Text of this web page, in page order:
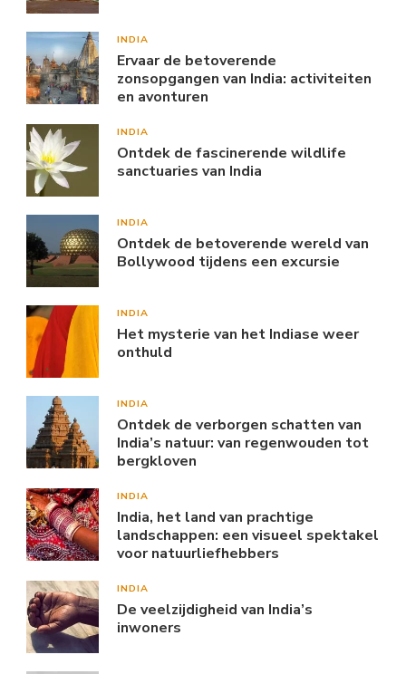
INDIA
Ervaar de betoverende
zonsopgangen van India: activiteiten
en avonturen
INDIA
Ontdek de fascinerende wildlife
sanctuaries van India
INDIA
Ontdek de betoverende wereld van
Bollywood tijdens een excursie
INDIA
Het mysterie van het Indiase weer
onthuld
INDIA
Ontdek de verborgen schatten van
India’s natuur: van regenwouden tot
bergkloven
INDIA
India, het land van prachtige
landschappen: een visueel spektakel
voor natuurliefhebbers
INDIA
De veelzijdigheid van India’s
inwoners